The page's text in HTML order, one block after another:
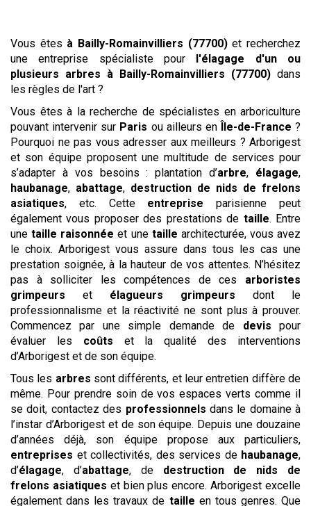
Vous êtes à Bailly-Romainvilliers (77700) et recherchez
une entreprise spécialiste pour
l'élagage d'un ou
plusieurs arbres à Bailly-Romainvilliers (77700) dans
les règles de l'art ?
Vous êtes à la recherche de spécialistes en arboriculture
pouvant intervenir sur Paris ou ailleurs en Île-de-France ?
Pourquoi ne pas vous adresser aux meilleurs ? Arborigest
et son équipe proposent une multitude de services pour
s’adapter à vos besoins : plantation d’arbre, élagage,
haubanage, abattage, destruction de nids de frelons
asiatiques, etc. Cette entreprise parisienne peut
également vous proposer des prestations de taille. Entre
unetaille raisonnée et une taille architecturée, vous avez
le choix. Arborigest vous assure dans tous les cas une
prestation soignée, à la hauteur de vos attentes. N’hésitez
pas à solliciter les compétences de ces arboristes
grimpeurs et élagueurs grimpeurs dont le
professionnalisme et la réactivité ne sont plus à prouver.
Commencez par une simple demande de devis pour
évaluer les coûts et la qualité des interventions
d’Arborigest et de son équipe.
Tous les arbres sont différents, et leur entretien diffère de
même. Pour prendre soin de vos espaces verts comme il
se doit, contactez des professionnels dans le domaine à
l’instar d’Arborigest et de son équipe. Depuis une douzaine
d’années déjà, son équipe propose aux particuliers,
entreprises et collectivités, des services de haubanage,
d’élagage, d’abattage, de destruction de nids de
frelons asiatiques et bien plus encore. Arborigest excelle
également dans les travaux de taille en tous genres. Que